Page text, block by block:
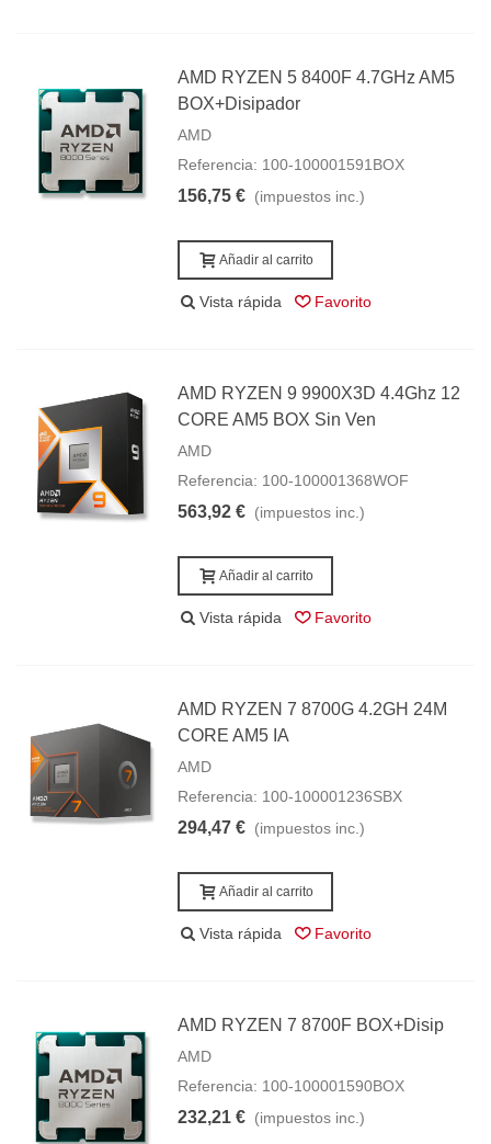
AMD RYZEN 5 8400F 4.7GHz AM5
BOX+Disipador
AMD
Referencia: 100-100001591BOX
156,75 € (impuestos inc.)
Añadir al carrito
Vista rápida Favorito
AMD RYZEN 9 9900X3D 4.4Ghz 12
CORE AM5 BOX Sin Ven
AMD
Referencia: 100-100001368WOF
563,92 € (impuestos inc.)
Añadir al carrito
Vista rápida Favorito
AMD RYZEN 7 8700G 4.2GH 24M
CORE AM5 IA
AMD
Referencia: 100-100001236SBX
294,47 € (impuestos inc.)
Añadir al carrito
Vista rápida Favorito
AMD RYZEN 7 8700F BOX+Disip
AMD
Referencia: 100-100001590BOX
232,21 € (impuestos inc.)